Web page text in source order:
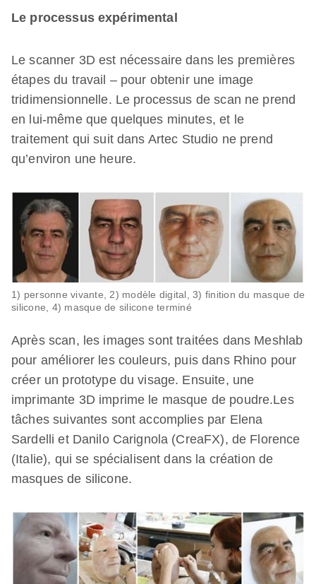
Le processus expérimental
Le scanner 3D est nécessaire dans les premières
étapes du travail – pour obtenir une image
tridimensionnelle. Le processus de scan ne prend
en lui-même que quelques minutes, et le
traitement qui suit dans Artec Studio ne prend
qu’environ une heure.
1) personne vivante, 2) modèle digital, 3) finition du masque de
silicone, 4) masque de silicone terminé
Après scan, les images sont traitées dans Meshlab
pour améliorer les couleurs, puis dans Rhino pour
créer un prototype du visage. Ensuite, une
imprimante 3D imprime le masque de poudre.Les
tâches suivantes sont accomplies par Elena
Sardelli et Danilo Carignola (CreaFX), de Florence
(Italie), qui se spécialisent dans la création de
masques de silicone.